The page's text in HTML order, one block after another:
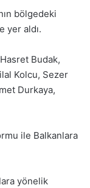
bölgedeki
yer aldı.
Budak,
Kolcu, Sezer
Durkaya,
ile Balkanlara
yönelik